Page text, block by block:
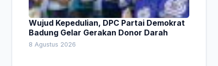
Wujud Kepedulian, DPC Partai Demokrat
Badung Gelar Gerakan Donor Darah
8 Agustus 2026